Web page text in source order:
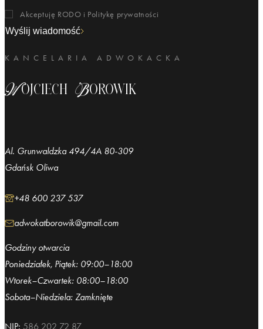
NIP: 586 202 72 87
KANCELARIA ADWOKACKA
Wojciech Borowik
Al. Grunwaldzka 494/4A 80-309
Gdańsk Oliwa
+48 600 237 537
adwokatborowik@gmail.com
Godziny otwarcia
Poniedziałek, Piątek: 09:00–18:00
Wtorek–Czwartek: 08:00–18:00
Sobota–Niedziela: Zamknięte
Akceptuję RODO i Politykę prywatności
Wyślij wiadomość